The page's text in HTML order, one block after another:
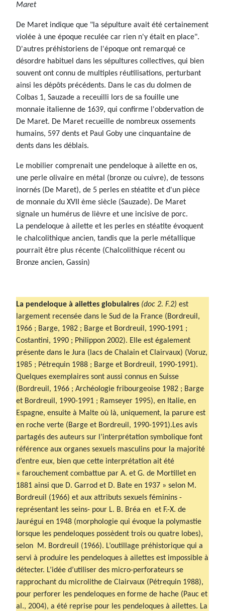
Maret
De Maret indique que "la sépulture avait été certainement
violée à une époque reculée car rien n'y était en place".
D'autres préhistoriens de l'époque ont remarqué ce
désordre habituel dans les sépultures collectives, qui bien
souvent ont connu de multiples réutilisations, perturbant
ainsi les dépôts précédents. Dans le cas du dolmen de
Colbas 1, Sauzade a receuilli lors de sa fouille une
monnaie italienne de 1639, qui confirme l'obdervation de
De Maret. De Maret recueille de nombreux ossements
humains, 597 dents et Paul Goby une cinquantaine de
dents dans les déblais.
Le mobilier comprenait une pendeloque à ailette en os,
une perle olivaire en métal (bronze ou cuivre), de tessons
inornés (De Maret), de 5 perles en stéatite et d'un pièce
de monnaie du XVII ème siècle (Sauzade). De Maret
signale un humérus de lièvre et une incisive de porc.
La pendeloque à ailette et les perles en stéatite évoquent
le chalcolithique ancien, tandis que la perle métallique
pourrait être plus récente (Chalcolithique récent ou
Bronze ancien, Gassin)
La pendeloque à ailettes globulaires (doc 2. F.2) est
largement recensée dans le Sud de la France (Bordreuil,
1966 ; Barge, 1982 ; Barge et Bordreuil, 1990-1991 ;
Costantini, 1990 ; Philippon 2002). Elle est également
présente dans le Jura (lacs de Chalain et Clairvaux) (Voruz,
1985 ; Pétrequin 1988 ; Barge et Bordreuil, 1990-1991).
Quelques exemplaires sont aussi connus en Suisse
(Bordreuil, 1966 ; Archéologie fribourgeoise 1982 ; Barge
et Bordreuil, 1990-1991 ; Ramseyer 1995), en Italie, en
Espagne, ensuite à Malte où là, uniquement, la parure est
en roche verte (Barge et Bordreuil, 1990-1991).Les avis
partagés des auteurs sur l’interprétation symbolique font
référence aux organes sexuels masculins pour la majorité
d’entre eux, bien que cette interprétation ait été
« farouchement combattue par A. et G. de Mortillet en
1881 ainsi que D. Garrod et D. Bate en 1937 » selon M.
Bordreuil (1966) et aux attributs sexuels féminins -
représentant les seins- pour L. B. Bréa en et F.-X. de
Jaurégui en 1948 (morphologie qui évoque la polymastie
lorsque les pendeloques possèdent trois ou quatre lobes),
selon M. Bordreuil (1966). L’outillage préhistorique qui a
servi à produire les pendeloques à ailettes est impossible à
détecter. L’idée d’utiliser des micro-perforateurs se
rapprochant du microlithe de Clairvaux (Pétrequin 1988),
pour perforer les pendeloques en forme de hache (Pauc et
al., 2004), a été reprise pour les pendeloques à ailettes. La